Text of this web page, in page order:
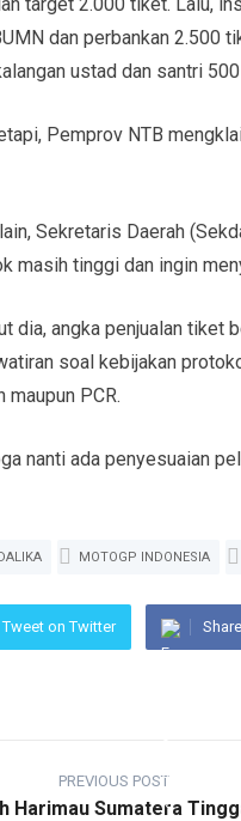
dan perbankan 2.500
ustad dan santri
Pemprov NTB
Sekretaris Daerah
masih tinggi dan ingin
dia, angka penjualan tiket
soal kebijakan
maupun PCR.
nanti ada penyesuaian
MOTOGP INDONESIA
Tweet on Twitter
PREVIOUS POST
Harimau Sumatera